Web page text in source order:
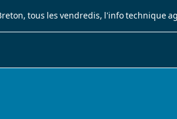
, tous les vendredis, l'info technique